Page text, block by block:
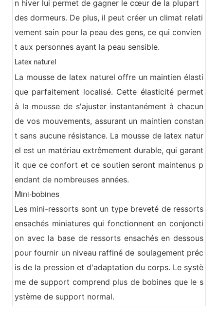
n hiver lui permet de gagner le cœur de la plupart
des dormeurs. De plus, il peut créer un climat relati
vement sain pour la peau des gens, ce qui convien
t aux personnes ayant la peau sensible.
Latex naturel
La mousse de latex naturel offre un maintien élasti
que parfaitement localisé. Cette élasticité permet
à la mousse de s'ajuster instantanément à chacun
de vos mouvements, assurant un maintien constan
t sans aucune résistance. La mousse de latex natur
el est un matériau extrêmement durable, qui garant
it que ce confort et ce soutien seront maintenus p
endant de nombreuses années.
Mini-bobines
Les mini-ressorts sont un type breveté de ressorts
ensachés miniatures qui fonctionnent en conjoncti
on avec la base de ressorts ensachés en dessous
pour fournir un niveau raffiné de soulagement préc
is de la pression et d'adaptation du corps. Le systè
me de support comprend plus de bobines que le s
ystème de support normal.